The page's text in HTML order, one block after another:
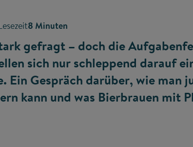
8 Minuten
gefragt – doch die
sich nur schleppend darauf
Ein Gespräch darüber, wie man
kann und was Bierbrauen mit